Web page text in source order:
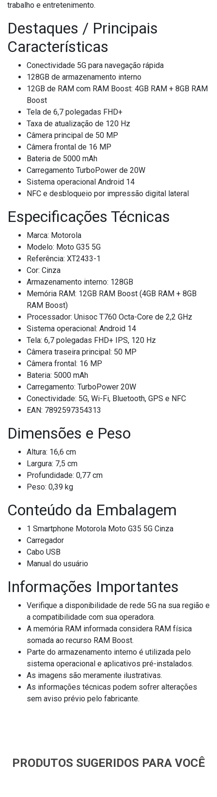
trabalho e entretenimento.
Destaques / Principais
Características
Conectividade 5G para navegação rápida
128GB de armazenamento interno
12GB de RAM com RAM Boost: 4GB RAM + 8GB RAM
Boost
Tela de 6,7 polegadas FHD+
Taxa de atualização de 120 Hz
Câmera principal de 50 MP
Câmera frontal de 16 MP
Bateria de 5000 mAh
Carregamento TurboPower de 20W
Sistema operacional Android 14
NFC e desbloqueio por impressão digital lateral
Especificações Técnicas
Marca: Motorola
Modelo: Moto G35 5G
Referência: XT2433-1
Cor: Cinza
Armazenamento interno: 128GB
Memória RAM: 12GB RAM Boost (4GB RAM + 8GB
RAM Boost)
Processador: Unisoc T760 Octa-Core de 2,2 GHz
Sistema operacional: Android 14
Tela: 6,7 polegadas FHD+ IPS, 120 Hz
Câmera traseira principal: 50 MP
Câmera frontal: 16 MP
Bateria: 5000 mAh
Carregamento: TurboPower 20W
Conectividade: 5G, Wi-Fi, Bluetooth, GPS e NFC
EAN: 7892597354313
Dimensões e Peso
Altura: 16,6 cm
Largura: 7,5 cm
Profundidade: 0,77 cm
Peso: 0,39 kg
Conteúdo da Embalagem
1 Smartphone Motorola Moto G35 5G Cinza
Carregador
Cabo USB
Manual do usuário
Informações Importantes
Verifique a disponibilidade de rede 5G na sua região e
a compatibilidade com sua operadora.
A memória RAM informada considera RAM física
somada ao recurso RAM Boost.
Parte do armazenamento interno é utilizada pelo
sistema operacional e aplicativos pré-instalados.
As imagens são meramente ilustrativas.
As informações técnicas podem sofrer alterações
sem aviso prévio pelo fabricante.
PRODUTOS SUGERIDOS PARA VOCÊ